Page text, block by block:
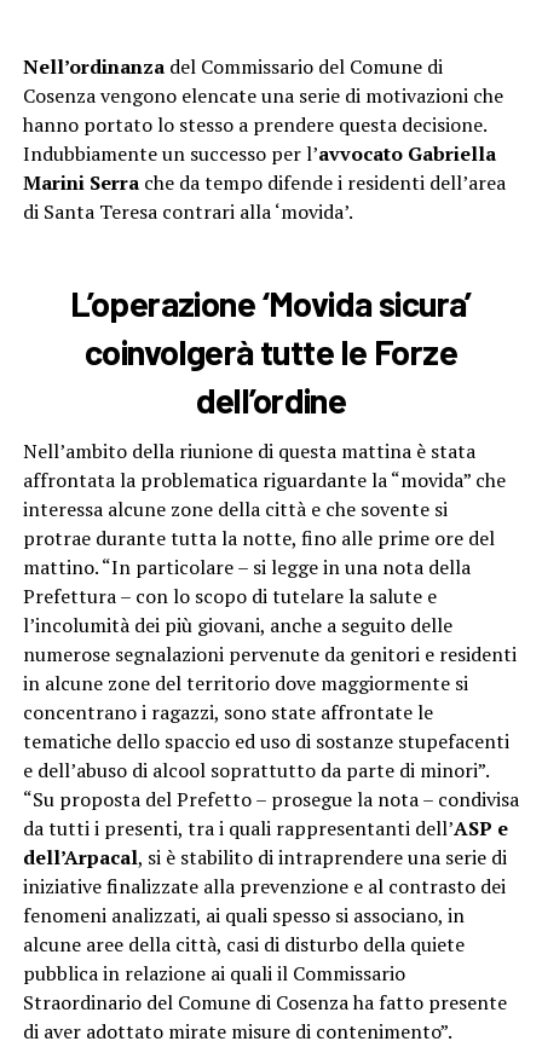
Nell’ordinanzadel Commissario del Comune di
Cosenza vengono elencate una serie di motivazioni che
hanno portato lo stesso a prendere questa decisione.
Indubbiamente un successo per l’avvocato Gabriella
Marini Serrache da tempo difende i residenti dell’area
di Santa Teresa contrari alla ‘movida’.
L’operazione ‘Movida sicura’
coinvolgerà tutte le Forze
dell’ordine
Nell’ambito della riunione di questa mattina è stata
affrontata la problematica riguardante la “movida” che
interessa alcune zone della città e che sovente si
protrae durante tutta la notte, fino alle prime ore del
mattino. “In particolare – si legge in una nota della
Prefettura – con lo scopo di tutelare la salute e
l’incolumità dei più giovani, anche a seguito delle
numerose segnalazioni pervenute da genitori e residenti
in alcune zone del territorio dove maggiormente si
concentrano i ragazzi, sono state affrontate le
tematiche dello spaccio ed uso di sostanze stupefacenti
e dell’abuso di alcool soprattutto da parte di minori”.
“Su proposta del Prefetto – prosegue la nota – condivisa
da tutti i presenti, tra i quali rappresentanti dell’ASP e
dell’Arpacal, si è stabilito di intraprendere una serie di
iniziative finalizzate alla prevenzione e al contrasto dei
fenomeni analizzati, ai quali spesso si associano, in
alcune aree della città, casi di disturbo della quiete
pubblica in relazione ai quali il Commissario
Straordinario del Comune di Cosenza ha fatto presente
di aver adottato mirate misure di contenimento”.